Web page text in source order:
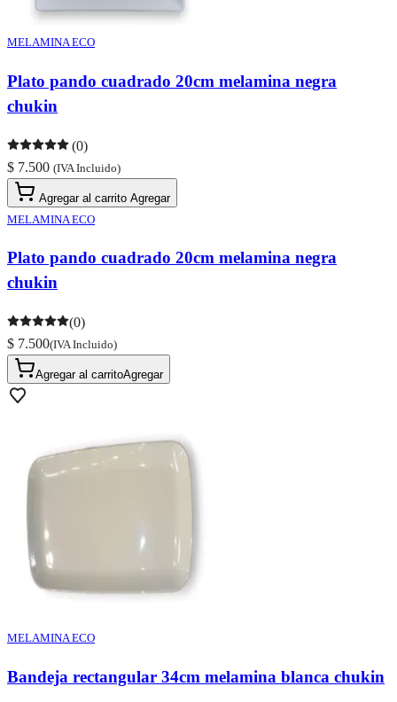
MELAMINA ECO
Plato pando cuadrado 20cm melamina negra
chukin
(0)
$ 7.500 (IVA Incluido)
Agregar al carrito Agregar
MELAMINA ECO
Plato pando cuadrado 20cm melamina negra
chukin
(0)
$ 7.500(IVA Incluido)
Agregar al carritoAgregar
MELAMINA ECO
Bandeja rectangular 34cm melamina blanca chukin